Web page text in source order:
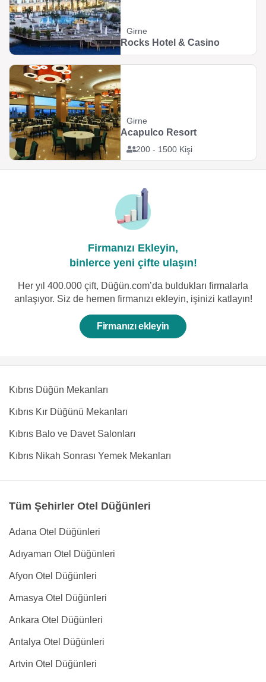
Girne
Rocks Hotel & Casino
Girne
200 - 1500 Kişi
Acapulco Resort
Firmanızı Ekleyin,
binlerce yeni çifte ulaşın!
Her yıl 400.000 çift, Düğün.com’da buldukları firmalarla
anlaşıyor. Siz de hemen firmanızı ekleyin, işinizi katlayın!
Firmanızı ekleyin
Kıbrıs Düğün Mekanları
Kıbrıs Kır Düğünü Mekanları
Kıbrıs Balo ve Davet Salonları
Kıbrıs Nikah Sonrası Yemek Mekanları
Tüm Şehirler Otel Düğünleri
Adana Otel Düğünleri
Adıyaman Otel Düğünleri
Afyon Otel Düğünleri
Amasya Otel Düğünleri
Ankara Otel Düğünleri
Antalya Otel Düğünleri
Artvin Otel Düğünleri